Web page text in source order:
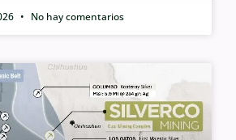
No hay comentarios